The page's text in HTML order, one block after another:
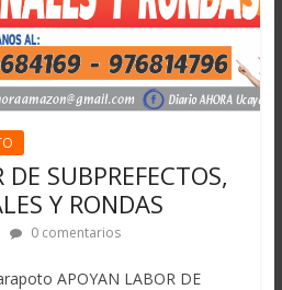
SUBPREFECTOS,
Y RONDAS
0 comentarios
APOYAN LABOR DE